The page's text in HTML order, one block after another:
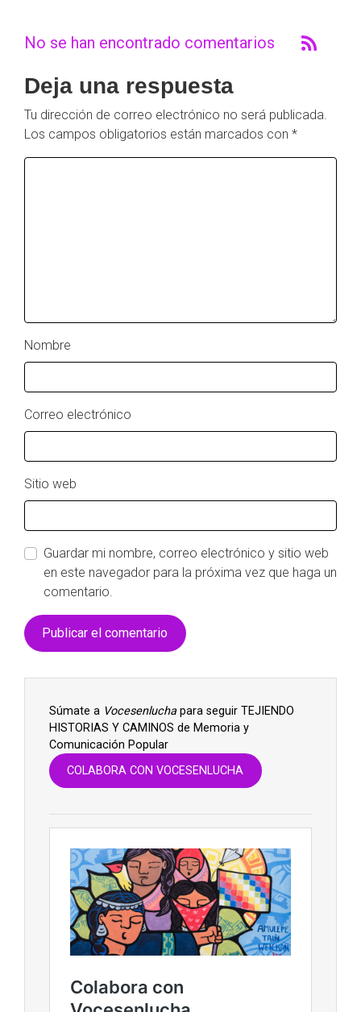
No se han encontrado comentarios
Deja una respuesta
Tu dirección de correo electrónico no será publicada.
Los campos obligatorios están marcados con *
Nombre
Correo electrónico
Sitio web
Guardar mi nombre, correo electrónico y sitio web
en este navegador para la próxima vez que haga un
comentario.
Súmate a Vocesenluchapara seguir TEJIENDO
HISTORIAS Y CAMINOS de Memoria y
Comunicación Popular
COLABORA CON VOCESENLUCHA